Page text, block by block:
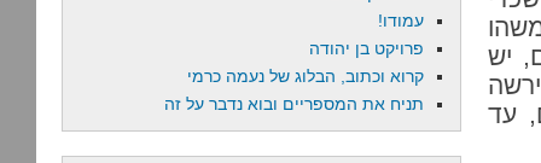
מהם, יש
עד
עמודו!
פרויקט בן יהודה
קרוא וכתוב, הבלוג של נעמה כרמי
תניח את המספריים ובוא נדבר על זה